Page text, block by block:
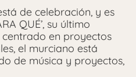
de celebración, y es
QUÉ’, su último
en proyectos
el murciano está
de música y proyectos,